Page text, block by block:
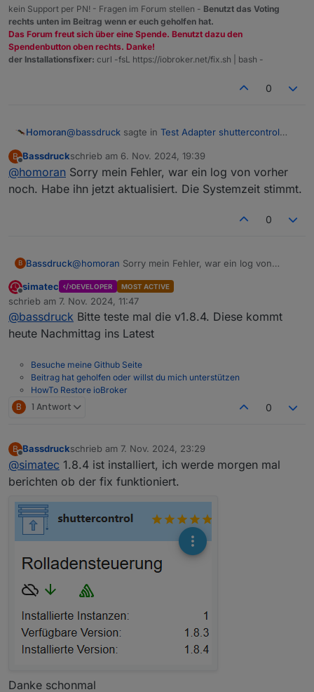
Das sind die Einstellungen zum Hellligkeitssensor.
Somit müssten bei der aktuellen Lage die Rolläden
um 18 Uhr runter gehen. Ich habe zum Test einen
Rolladen wie folgt parametriert.
Dieser hat um 18 Uhr keine muks gemacht.
Was hat es mit Brightness State Down is: false auf
sich?
kein Support per PN! - Fragen im Forum stellen - Benutzt das Voting
rechts unten im Beitrag wenn er euch geholfen hat.
Das Forum freut sich über eine Spende. Benutzt dazu den
Spendenbutton oben rechts. Danke!
der Installationsfixer: curl -fsL https://iobroker.net/fix.sh | bash -
0
Homoran@bassdruck sagte in Test Adapter shuttercontrol
Dieser hat um 18 Uhr keine muks gemacht.
B
Offline
Bassdruckschrieb am 6. Nov. 2024, 19:39
zuletzt editiert von
@homoran Sorry mein Fehler, war ein log von vorher
noch. Habe ihn jetzt aktualisiert. Die Systemzeit stimmt.
0
B Bassdruck@homoran Sorry mein Fehler, war ein log von
Systemzeit stimmt.
Offline
simatec DEVELOPER MOST ACTIVE
schrieb am 7. Nov. 2024, 11:47
zuletzt editiert von
@bassdruck Bitte teste mal die v1.8.4. Diese kommt
heute Nachmittag ins Latest
Besuche meine Github Seite
Beitrag hat geholfen oder willst du mich unterstützen
HowTo Restore ioBroker
B 1 Antwort 0
B
Offline
Bassdruckschrieb am 7. Nov. 2024, 23:29
zuletzt editiert von
@simatec 1.8.4 ist installiert, ich werde morgen mal
berichten ob der fix funktioniert.
Danke schonmal